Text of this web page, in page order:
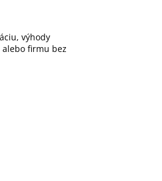
výhody
firmu bez